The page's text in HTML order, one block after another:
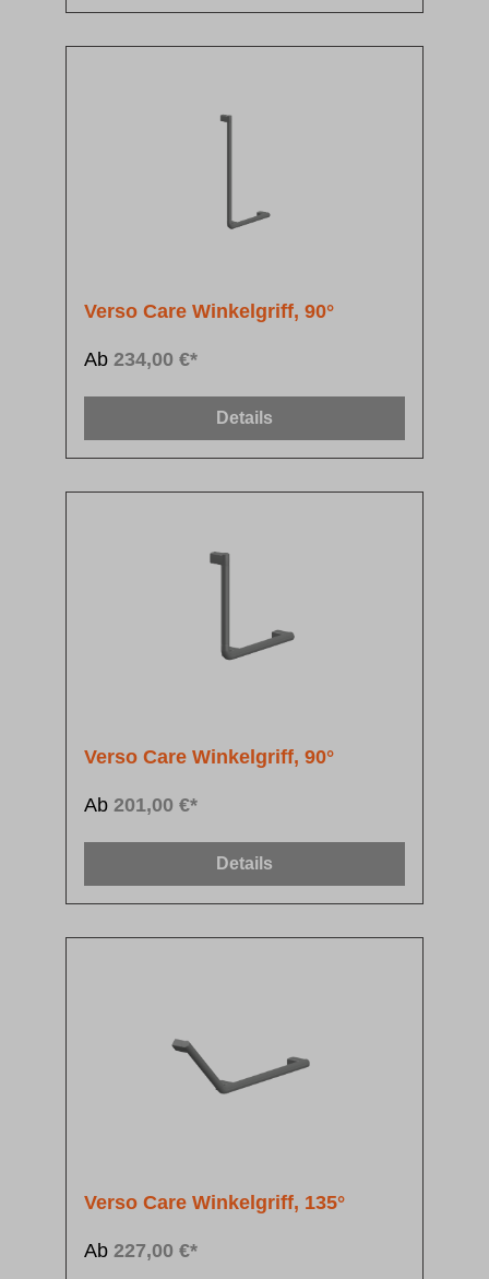
Verso Care Winkelgriff, 90°
Ab 234,00 €*
Details
Verso Care Winkelgriff, 90°
Ab 201,00 €*
Details
Verso Care Winkelgriff, 135°
Ab 227,00 €*